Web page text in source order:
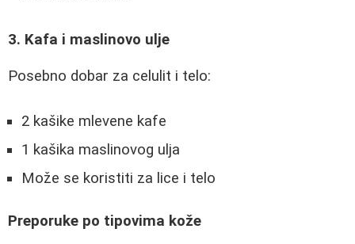
3. Kafa i maslinovo ulje
Posebno dobar za celulit i telo:
2 kašike mlevene kafe
1 kašika maslinovog ulja
Može se koristiti za lice i telo
Preporuke po tipovima kože